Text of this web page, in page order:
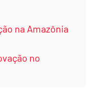
na Amazônia
no